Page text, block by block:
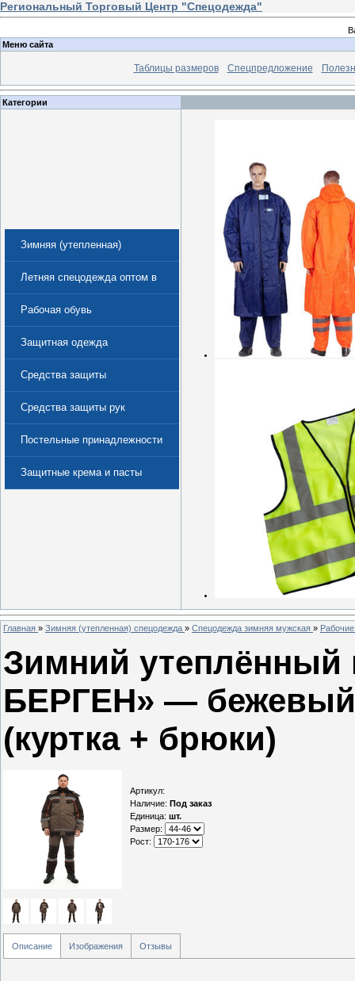
Региональный Торговый Центр "Спецодежда"
Меню сайта
Таблицы размеров Спецпредложение
Категории
Зимняя (утепленная)
спецодежда
Летняя спецодежда оптом в
Екатеринбурге
Рабочая обувь
Защитная одежда
Средства защиты
Средства защиты рук
Постельные принадлежности
Защитные крема и пасты
Главная » Зимняя (утепленная) спецодежда » Спецодежда зимняя мужская »
Зимний
БЕРГЕН» —
(куртка + брюки)
Артикул:
Наличие: Под заказ
Единица: шт.
Размер:
Рост:
Описание Изображения Отзывы